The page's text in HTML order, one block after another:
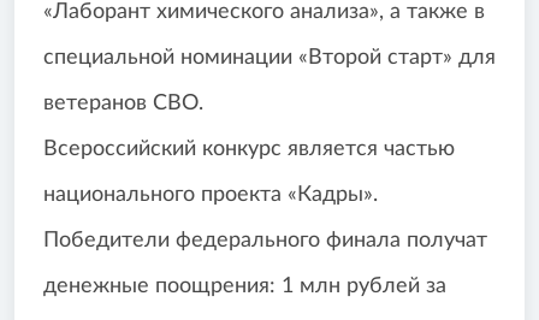
«Лаборант химического анализа», а также в
специальной номинации «Второй старт» для
ветеранов СВО.
Всероссийский конкурс является частью
национального проекта «Кадры».
Победители федерального финала получат
денежные поощрения: 1 млн рублей за